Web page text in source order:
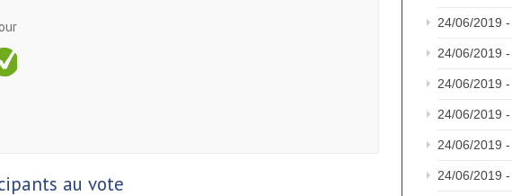
au vote
24/06/2019 -
24/06/2019 -
24/06/2019 -
24/06/2019 -
24/06/2019 -
24/06/2019 -